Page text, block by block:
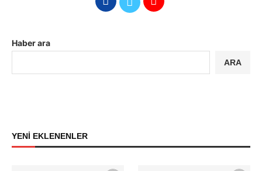
Haber ara
ARA
YENİ EKLENENLER